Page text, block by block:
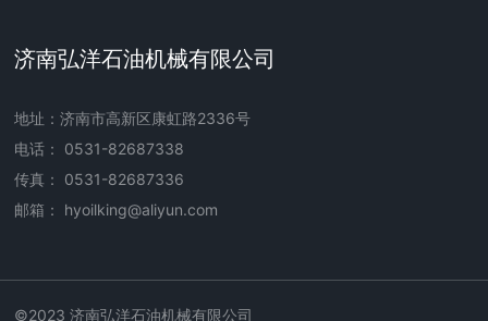
济南弘洋石油机械有限公司
地址：济南市高新区康虹路2336号
电话： 0531-82687338
传真： 0531-82687336
邮箱： hyoilking@aliyun.com
©2023 济南弘洋石油机械有限公司